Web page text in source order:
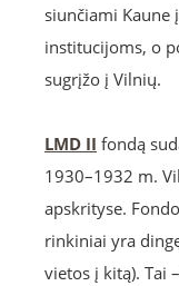
siunčiami
institucijoms, o
sugrįžo į Vilnių.
LMD II fondą
1930–1932 m.
apskrityse.
rinkiniai yra
vietos į kitą). Tai